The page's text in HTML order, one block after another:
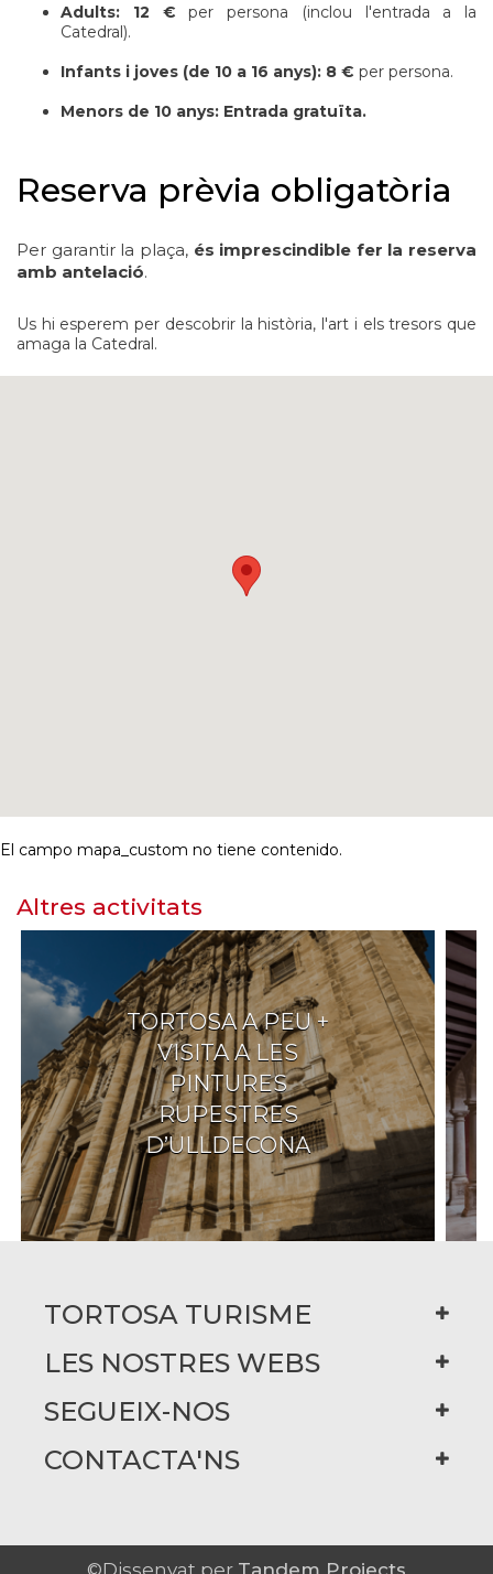
Adults: 12 € per persona (inclou l'entrada a la
Catedral).
Infants i joves (de 10 a 16 anys): 8 € per persona.
Menors de 10 anys: Entrada gratuïta.
Reserva prèvia obligatòria
Per garantir la plaça, és imprescindible fer la reserva
amb antelació.
Us hi esperem per descobrir la història, l'art i els tresors que
amaga la Catedral.
El campo mapa_custom no tiene contenido.
Altres activitats
TORTOSA A PEU +
VISITA A LES
PINTURES
RUPESTRES
D’ULLDECONA
TORTOSA TURISME
LES NOSTRES WEBS
SEGUEIX-NOS
CONTACTA'NS